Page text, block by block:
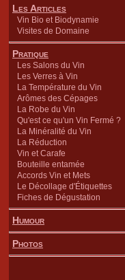
Les Articles
Vin Bio et Biodynamie
Visites de Domaine
Pratique
Les Salons du Vin
Les Verres à Vin
La Température du Vin
Arômes des Cépages
La Robe du Vin
Qu'est ce qu'un Vin Fermé ?
La Minéralité du Vin
La Réduction
Vin et Carafe
Bouteille entamée
Accords Vin et Mets
Le Décollage d'Étiquettes
Fiches de Dégustation
Humour
Photos